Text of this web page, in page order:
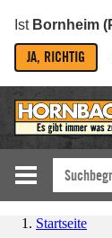
Ist Bornheim
JA, RICHTIG
Startseite